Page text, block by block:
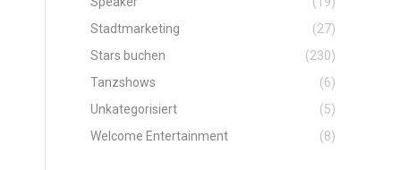
Stadtmarketing
(27)
Stars buchen
(230)
Tanzshows
(6)
Unkategorisiert
(5)
Welcome Entertainment
(8)